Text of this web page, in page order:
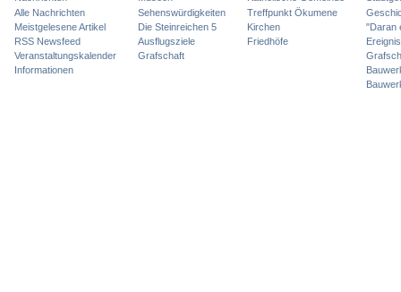
Alle Nachrichten
Meistgelesene Artikel
RSS Newsfeed
Veranstaltungskalender
Informationen
Sehenswürdigkeiten
Die Steinreichen 5
Ausflugsziele
Grafschaft
Treffpunkt Ökumene
Kirchen
Friedhöfe
"Daran